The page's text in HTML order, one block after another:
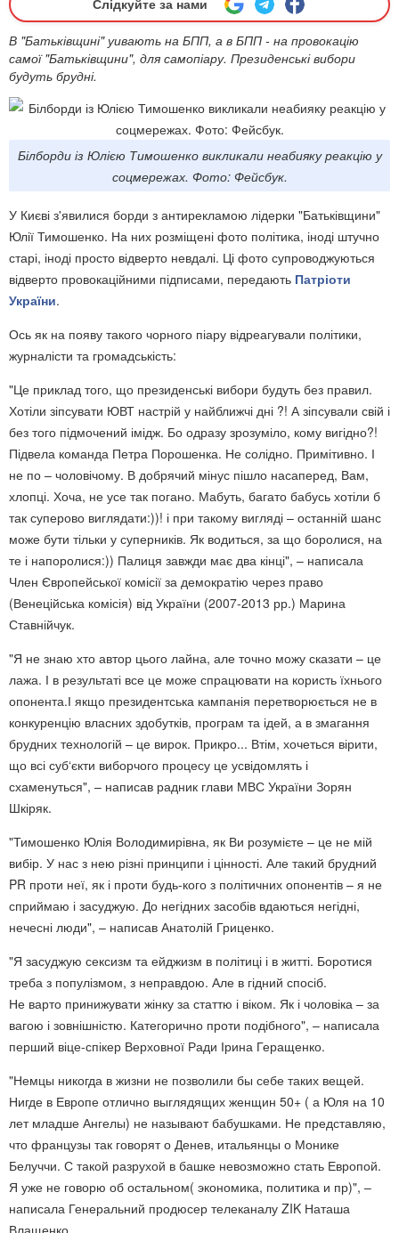
Слідкуйте за нами
В "Батьківщині" уивають на БПП, а в БПП - на провокацію
самої "Батьківщини", для самопіару. Президенські вибори
будуть брудні.
Білборди із Юлією Тимошенко викликали неабияку реакцію у
соцмережах. Фото: Фейсбук.
У Києві з'явилися борди з антирекламою лідерки "Батьківщини"
Юлії Тимошенко. На них розміщені фото політика, іноді штучно
старі, іноді просто відверто невдалі. Ці фото супроводжуються
відверто провокаційними підписами, передають Патріоти
України.
Ось як на появу такого чорного піару відреагували політики,
журналісти та громадськість:
"Це приклад того, що президенські вибори будуть без правил.
Хотіли зіпсувати ЮВТ настрій у найближчі дні ?! А зіпсували свій і
без того підмочений імідж. Бо одразу зрозуміло, кому вигідно?!
Підвела команда Петра Порошенка. Не солідно. Примітивно. І
не по – чоловічому. В добрячий мінус пішло насаперед, Вам,
хлопці. Хоча, не усе так погано. Мабуть, багато бабусь хотіли б
так суперово виглядати:))! і при такому вигляді – останній шанс
може бути тільки у суперників. Як водиться, за що боролися, на
те і напоролися:)) Палиця завжди має два кінці", – написала
Член Європейської комісії за демократію через право
(Венеційська комісія) від України (2007-2013 рр.) Марина
Ставнійчук.
"Я не знаю хто автор цього лайна, але точно можу сказати – це
лажа. І в результаті все це може спрацювати на користь їхнього
опонента.І якщо президентська кампанія перетворюється не в
конкуренцію власних здобутків, програм та ідей, а в змагання
брудних технологій – це вирок. Прикро... Втім, хочеться вірити,
що всі суб‘єкти виборчого процесу це усвідомлять і
схаменуться", – написав радник глави МВС України Зорян
Шкіряк.
"Тимошенко Юлія Володимирівна, як Ви розумієте – це не мій
вибір. У нас з нею різні принципи і цінності. Але такий брудний
PR проти неї, як і проти будь-кого з політичних опонентів – я не
сприймаю і засуджую. До негідних засобів вдаються негідні,
нечесні люди", – написав Анатолій Гриценко.
"Я засуджую сексизм та ейджизм в політиці і в житті. Боротися
треба з популізмом, з неправдою. Але в гідний спосіб.
Не варто принижувати жінку за статтю і віком. Як і чоловіка – за
вагою і зовнішністю. Категорично проти подібного", – написала
перший віце-спікер Верховної Ради Ірина Геращенко.
"Немцы никогда в жизни не позволили бы себе таких вещей.
Нигде в Европе отлично выглядящих женщин 50+ ( а Юля на 10
лет младше Ангелы) не называют бабушками. Не представляю,
что французы так говорят о Денев, итальянцы о Монике
Белуччи. С такой разрухой в башке невозможно стать Европой.
Я уже не говорю об остальном( экономика, политика и пр)", –
написала Генеральний продюсер телеканалу ZIK Наташа
Влащенко.